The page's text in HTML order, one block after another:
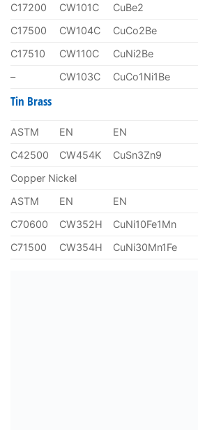
C17200
CW101C CuBe2
C17500
CW104C CuCo2Be
C17510
CW110C CuNi2Be
–
CW103C CuCo1Ni1Be
Tin Brass
ASTM EN EN
C42500
CW454K CuSn3Zn9
Copper Nickel
ASTM
EN EN
C70600
CW352H CuNi10Fe1Mn
C71500
CW354H CuNi30Mn1Fe